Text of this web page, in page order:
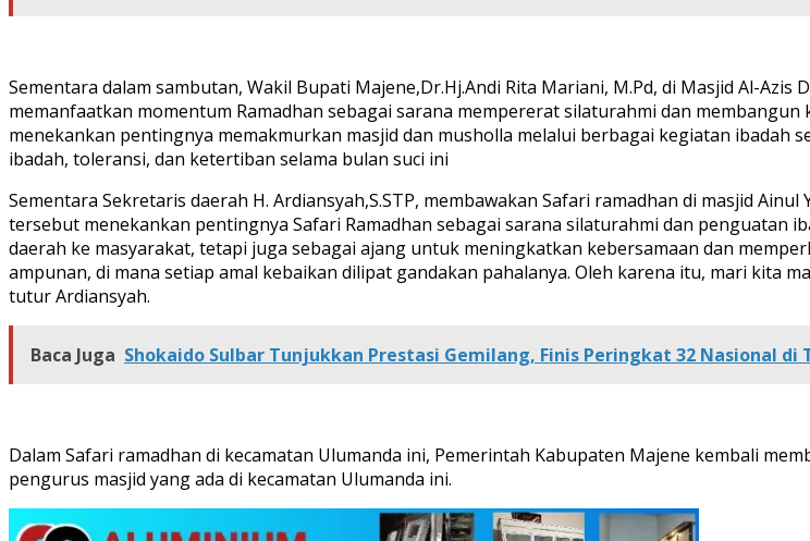
Sementara dalam sambutan, Wakil Bupati Majene,Dr.Hj.Andi Rita Mariani, M.Pd, di Masjid Al-
memanfaatkan momentum Ramadhan sebagai sarana mempererat silaturahmi dan
menekankan pentingnya memakmurkan masjid dan musholla melalui berbagai kegiatan ibadah
ibadah, toleransi, dan ketertiban selama bulan suci ini
Sementara Sekretaris daerah H. Ardiansyah,S.STP, membawakan Safari ramadhan di masjid
tersebut menekankan pentingnya Safari Ramadhan sebagai sarana silaturahmi dan penguatan
daerah ke masyarakat, tetapi juga sebagai ajang untuk meningkatkan kebersamaan dan
ampunan, di mana setiap amal kebaikan dilipat gandakan pahalanya. Oleh karena itu, mari kita
tutur Ardiansyah.
Baca Juga Shokaido Sulbar Tunjukkan Prestasi Gemilang, Finis Peringkat 32 Nasional di
Dalam Safari ramadhan di kecamatan Ulumanda ini, Pemerintah Kabupaten Majene kembali
pengurus masjid yang ada di kecamatan Ulumanda ini.